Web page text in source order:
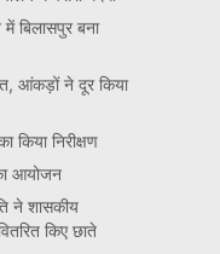
बिलासपुर बना
आंकड़ों ने दूर किया
किया निरीक्षण
आयोजन
ने शासकीय
किए छाते